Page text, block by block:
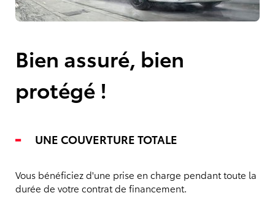
Bien assuré, bien
protégé !
UNE COUVERTURE TOTALE
Vous bénéficiez d'une prise en charge pendant toute la
durée de votre contrat de financement.